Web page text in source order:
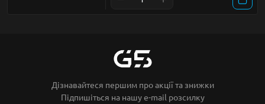
Дізнавайтеся першим про акції та знижки
Підпишіться на нашу e-mail розсилку